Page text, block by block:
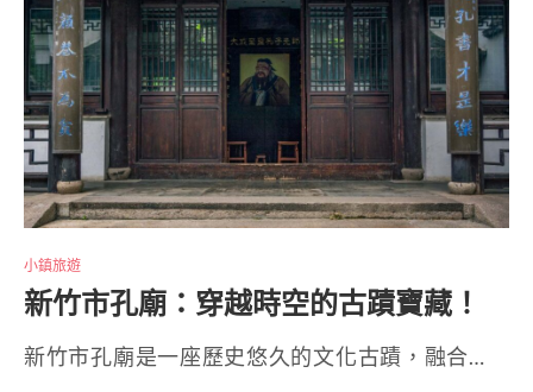
小鎮旅遊
新竹市孔廟：穿越時空的古蹟寶藏！
新竹市孔廟是一座歷史悠久的文化古蹟，融合…